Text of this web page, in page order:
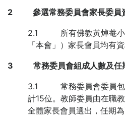
2 參選常務委員會家長委員
2.1 所有佛教黃焯菴小
「本會」）家長會員均有
3 常務委員會組成人數及任
3.1 常務委員會委員包
計15位。教師委員由在職
全體家長會員選出，任期為